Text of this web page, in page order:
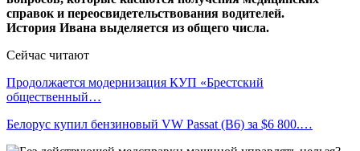
справок и переосвидетельствования водителей.
История Ивана выделяется из общего числа.
Сейчас читают
Продолжается модернизация КУП «Брестский
общественный…
Белорус купил бензиновый VW Passat (B6) за $6 800.…